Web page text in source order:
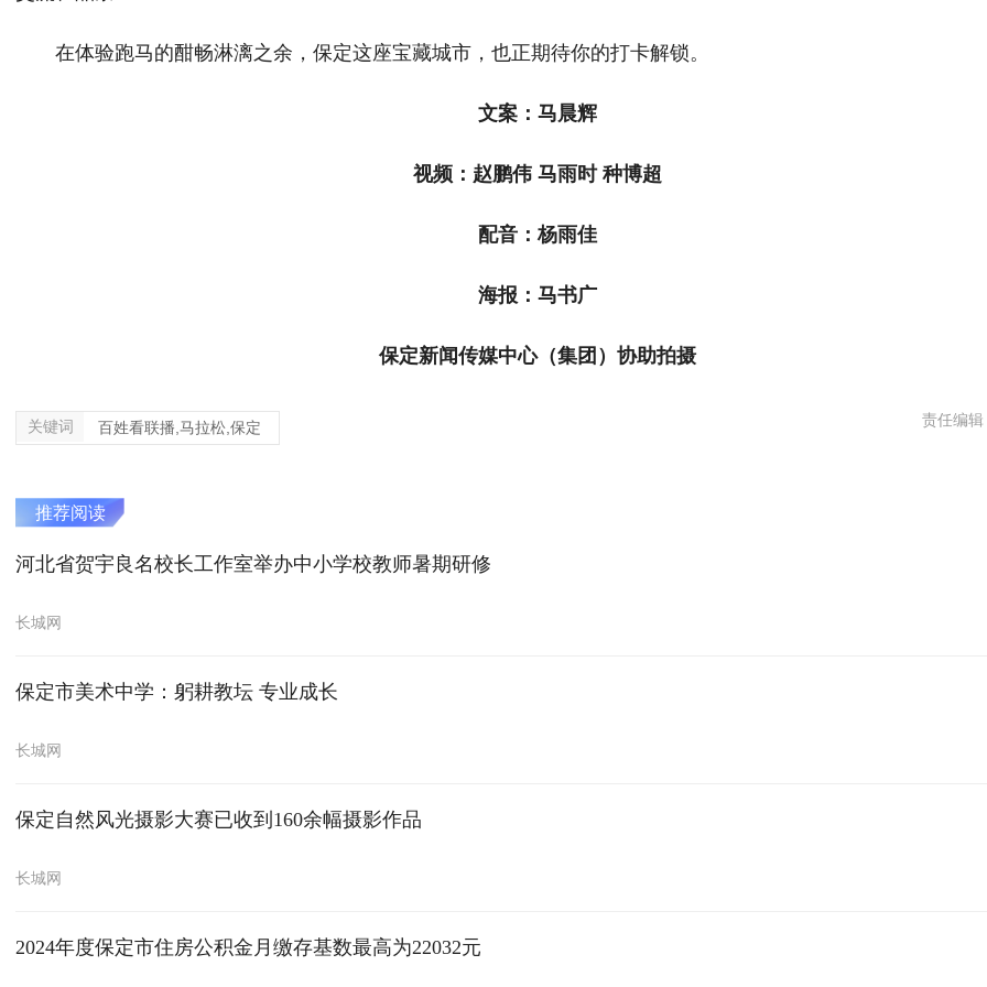
在体验跑马的酣畅淋漓之余，保定这座宝藏城市，也正期待你的打卡解锁。
文案：马晨辉
视频：赵鹏伟 马雨时 种博超
配音：杨雨佳
海报：马书广
保定新闻传媒中心（集团）协助拍摄
关键词 百姓看联播,马拉松,保定 责任编
推荐阅读
河北省贺宇良名校长工作室举办中小学校教师暑期研修
长城网
保定市美术中学：躬耕教坛 专业成长
长城网
保定自然风光摄影大赛已收到160余幅摄影作品
长城网
2024年度保定市住房公积金月缴存基数最高为22032元